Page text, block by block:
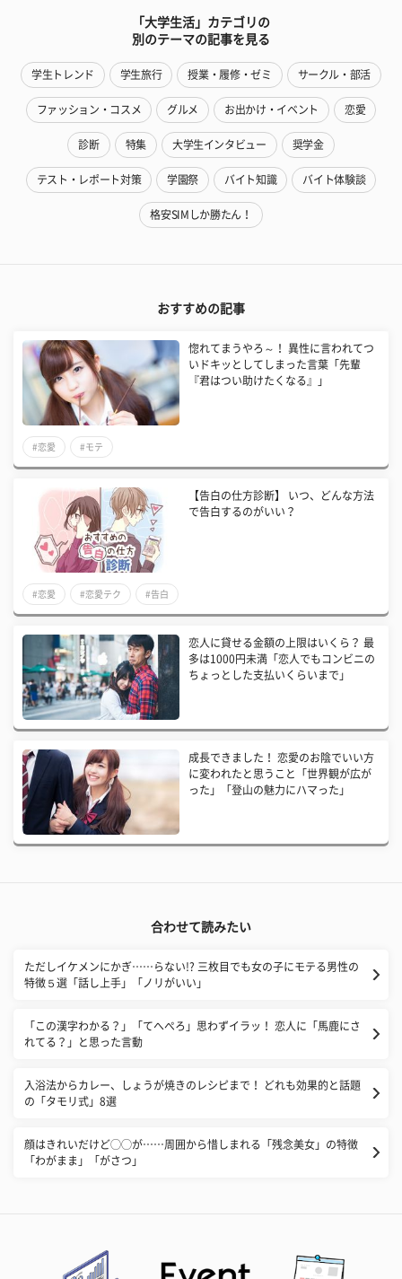
「大学生活」カテゴリの
別のテーマの記事を見る
学生トレンド 学生旅行 授業・履修・ゼミ サークル・部活
ファッション・コスメ グルメ お出かけ・イベント 恋愛
診断 特集 大学生インタビュー 奨学金
テスト・レポート対策 学園祭 バイト知識 バイト体験談
格安SIMしか勝たん！
おすすめの記事
惚れてまうやろ～！ 異性に言われてつ
いドキッとしてしまった言葉「先輩
『君はつい助けたくなる』」
#恋愛 #モテ
【告白の仕方診断】 いつ、どんな方法
で告白するのがいい？
#恋愛 #恋愛テク #告白
恋人に貸せる金額の上限はいくら？ 最
多は1000円未満「恋人でもコンビニの
ちょっとした支払いくらいまで」
成長できました！ 恋愛のお陰でいい方
に変われたと思うこと「世界観が広が
った」「登山の魅力にハマった」
合わせて読みたい
ただしイケメンにかぎ……らない!? 三枚目でも女の子にモテる男性の
特徴５選「話し上手」「ノリがいい」
「この漢字わかる？」「てへぺろ」思わずイラッ！ 恋人に「馬鹿にさ
れてる？」と思った言動
入浴法からカレー、しょうが焼きのレシピまで！ どれも効果的と話題
の「タモリ式」8選
顔はきれいだけど◯◯が……周囲から惜しまれる「残念美女」の特徴
「わがまま」「がさつ」